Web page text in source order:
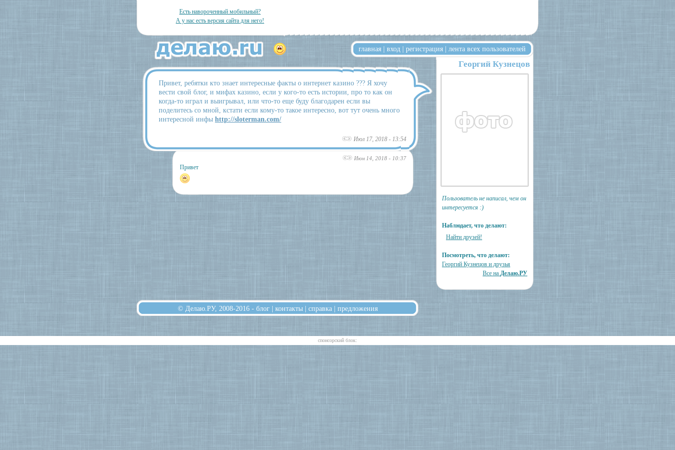
Есть навороченный мобильный?
А у нас есть версия сайта для него!
главная | вход | регистрация | лента всех пользователей
Привет, ребятки кто знает интересные факты о интернет казино ??? Я хочу
вести свой блог, и мифах казино, если у кого-то есть истории, про то как он
когда-то играл и выигрывал, или что-то еще буду благодарен если вы
поделитесь со мной, кстати если кому-то такое интересно, вот тут очень много
интересной инфы http://sloterman.com/
Июл 17, 2018 - 13:54
Июн 14, 2018 - 10:37
Привет
Георгий Кузнецов
Пользователь не написал, чем он
интересуется :)
Наблюдает, что делают:
Найти друзей!
Посмотреть, что делают:
Георгий Кузнецов и друзья
Все на Делаю.РУ
© Делаю.РУ, 2008-2016 - блог | контакты | справка | предложения
cпонсорский блок: